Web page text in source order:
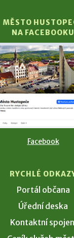
MĚSTO
NA FACEBOOKU
Facebook
RYCHLÉ
Portál občana
Úřední deska
Kontaktní